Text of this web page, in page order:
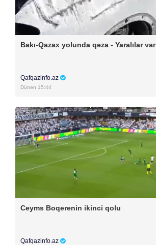
Bakı-Qazax yolunda qəza - Yaralılar var
Qafqazinfo.az
Dünən 15:44
Ceyms Boqerenin ikinci qolu
Qafqazinfo.az